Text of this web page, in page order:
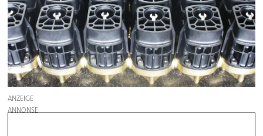
ANZEIGE